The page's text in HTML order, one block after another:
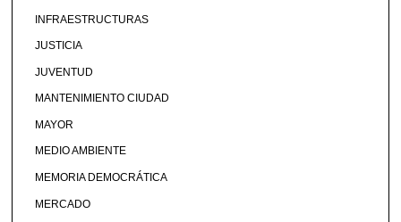
INFRAESTRUCTURAS
JUSTICIA
JUVENTUD
MANTENIMIENTO CIUDAD
MAYOR
MEDIO AMBIENTE
MEMORIA DEMOCRÁTICA
MERCADO